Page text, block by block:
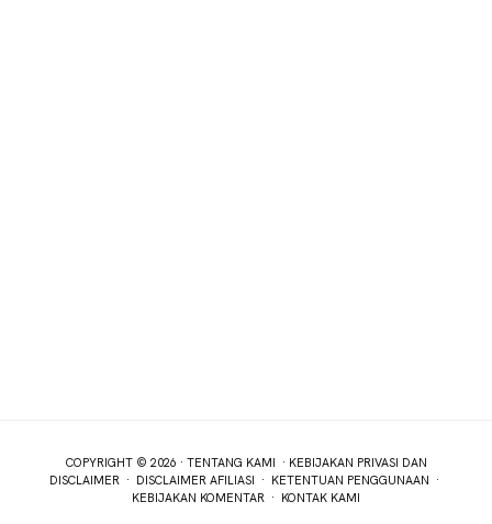
COPYRIGHT © 2026 · TENTANG KAMI · KEBIJAKAN PRIVASI DAN
DISCLAIMER · DISCLAIMER AFILIASI · KETENTUAN PENGGUNAAN ·
KEBIJAKAN KOMENTAR · KONTAK KAMI